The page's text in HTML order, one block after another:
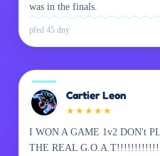
was in the finals.
před 45 dny
Cartier Leon
★ ★ ★ ★ ★
I WON A GAME 1v2 DON't
THE REAL